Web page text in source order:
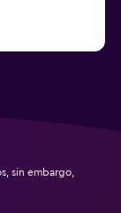
sin embargo,